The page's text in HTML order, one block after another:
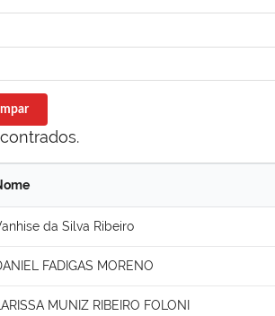
da Silva Ribeiro
FADIGAS MORENO
MUNIZ RIBEIRO FOLONI